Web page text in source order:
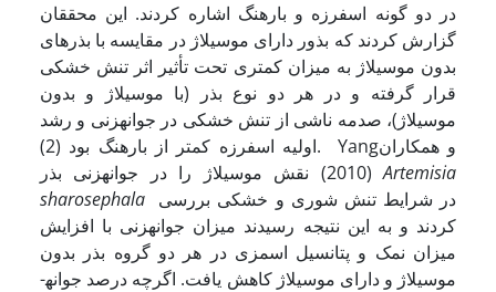
در دو گونه اسفرزه و بارهنگ اشاره کردند. این محققان
گزارش کردند که بذور دارای موسیلاژ در مقایسه با بذرهای
بدون موسیلاژ به میزان کمتری تحت تأثیر اثر تنش خشکی
قرار گرفته و در هر دو نوع بذر (با موسیلاژ و بدون
موسیلاژ)، صدمه ناشی از تنش خشکی در جوانه­زنی و رشد
اولیه اسفرزه کمتر از بارهنگ بود (2). Yangو همکاران
(2010) نقش موسیلاژ را در جوانه­زنی بذرArtemisia
sharosephala
کردند و به این نتیجه رسیدند میزان جوانه­زنی با افزایش
میزان نمک و پتانسیل اسمزی در هر دو گروه بذر بدون
موسیلاژ و دارای موسیلاژ کاهش یافت. اگرچه درصد جوانه­